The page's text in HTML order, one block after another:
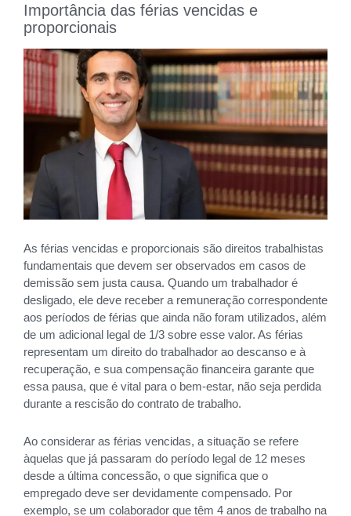
Importância das férias vencidas e
proporcionais
As férias vencidas e proporcionais são direitos trabalhistas
fundamentais que devem ser observados em casos de
demissão sem justa causa. Quando um trabalhador é
desligado, ele deve receber a remuneração correspondente
aos períodos de férias que ainda não foram utilizados, além
de um adicional legal de 1/3 sobre esse valor. As férias
representam um direito do trabalhador ao descanso e à
recuperação, e sua compensação financeira garante que
essa pausa, que é vital para o bem-estar, não seja perdida
durante a rescisão do contrato de trabalho.
Ao considerar as férias vencidas, a situação se refere
àquelas que já passaram do período legal de 12 meses
desde a última concessão, o que significa que o
empregado deve ser devidamente compensado. Por
exemplo, se um colaborador que têm 4 anos de trabalho na